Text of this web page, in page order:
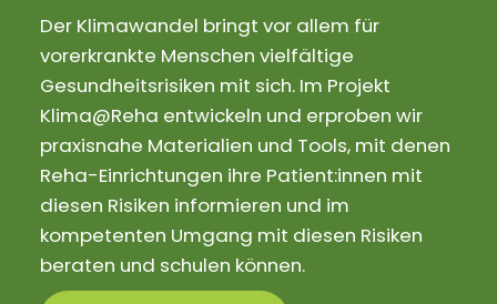
Der Klimawandel bringt vor allem für
vorerkrankte Menschen vielfältige
Gesundheitsrisiken mit sich. Im Projekt
Klima@Reha entwickeln und erproben wir
praxisnahe Materialien und Tools, mit denen
Reha-Einrichtungen ihre Patient:innen mit
diesen Risiken informieren und im
kompetenten Umgang mit diesen Risiken
beraten und schulen können.